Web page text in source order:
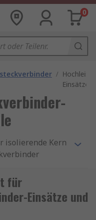
0
/
Einsätze
isolierende Kern
Der Einsatz
für
Einsätze und